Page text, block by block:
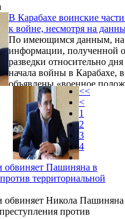
В Карабахе воинские
к войне, несмотря на
По имеющимся данным, на
информации, полученной
разведки относительно
начала войны в Карабахе,
объявлены «военное
«боеготовность номер
вывели из казарм, всю
и боеприпасы из
сообщает Новости
этом в ходе конференции
«Национальная
Правовая составляющая»
председатель и учредитель
Армения», кандидат
Пашиняна в
территориальной
Никола Пашиняна
против
<<
<
1
2
3
4